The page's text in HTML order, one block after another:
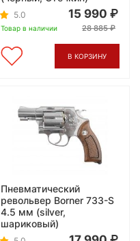
5.0
Товар в наличии
15 990
28 885
В КОРЗИНУ
Пневматический
револьвер Borner 733-S
4.5 мм (silver,
шариковый)